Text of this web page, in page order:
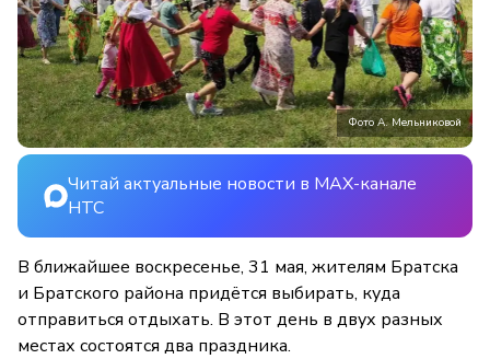
Фото А. Мельниковой
Читай актуальные новости в MAX-канале
НТС
В ближайшее воскресенье, 31 мая, жителям Братска
и Братского района придётся выбирать, куда
отправиться отдыхать. В этот день в двух разных
местах состоятся два праздника.